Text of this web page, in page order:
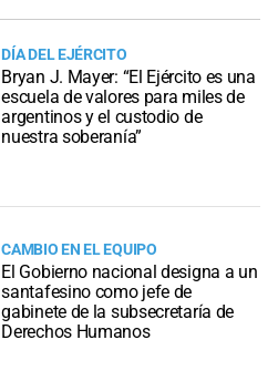
DÍA DEL EJÉRCITO
Bryan J. Mayer: “El Ejército es una
escuela de valores para miles de
argentinos y el custodio de
nuestra soberanía”
CAMBIO EN EL EQUIPO
El Gobierno nacional designa a un
santafesino como jefe de
gabinete de la subsecretaría de
Derechos Humanos